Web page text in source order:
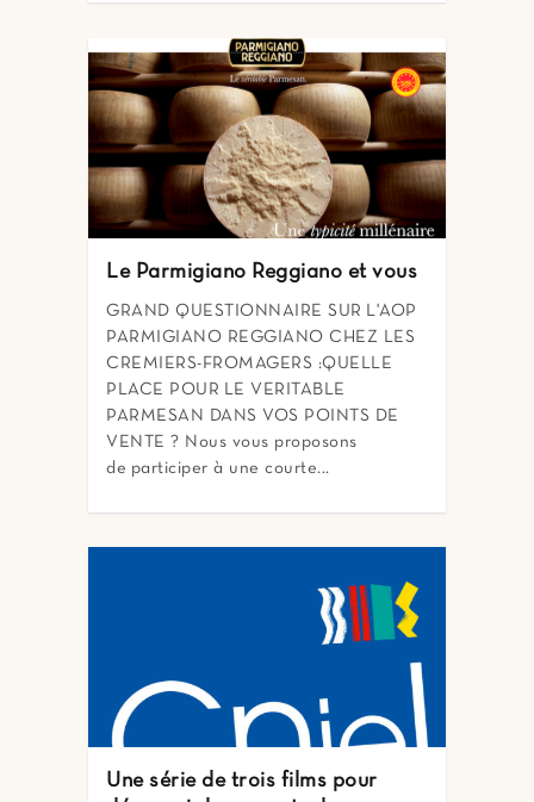
Le Parmigiano Reggiano et vous
GRAND QUESTIONNAIRE SUR L'AOP
PARMIGIANO REGGIANO CHEZ LES
CREMIERS-FROMAGERS :QUELLE
PLACE POUR LE VERITABLE
PARMESAN DANS VOS POINTS DE
VENTE ? Nous vous proposons
de participer à une courte...
Une série de trois films pour